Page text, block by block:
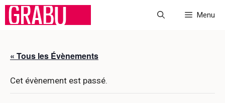
Aller
Menu
« Tous les Évènements
Cet évènement est passé.